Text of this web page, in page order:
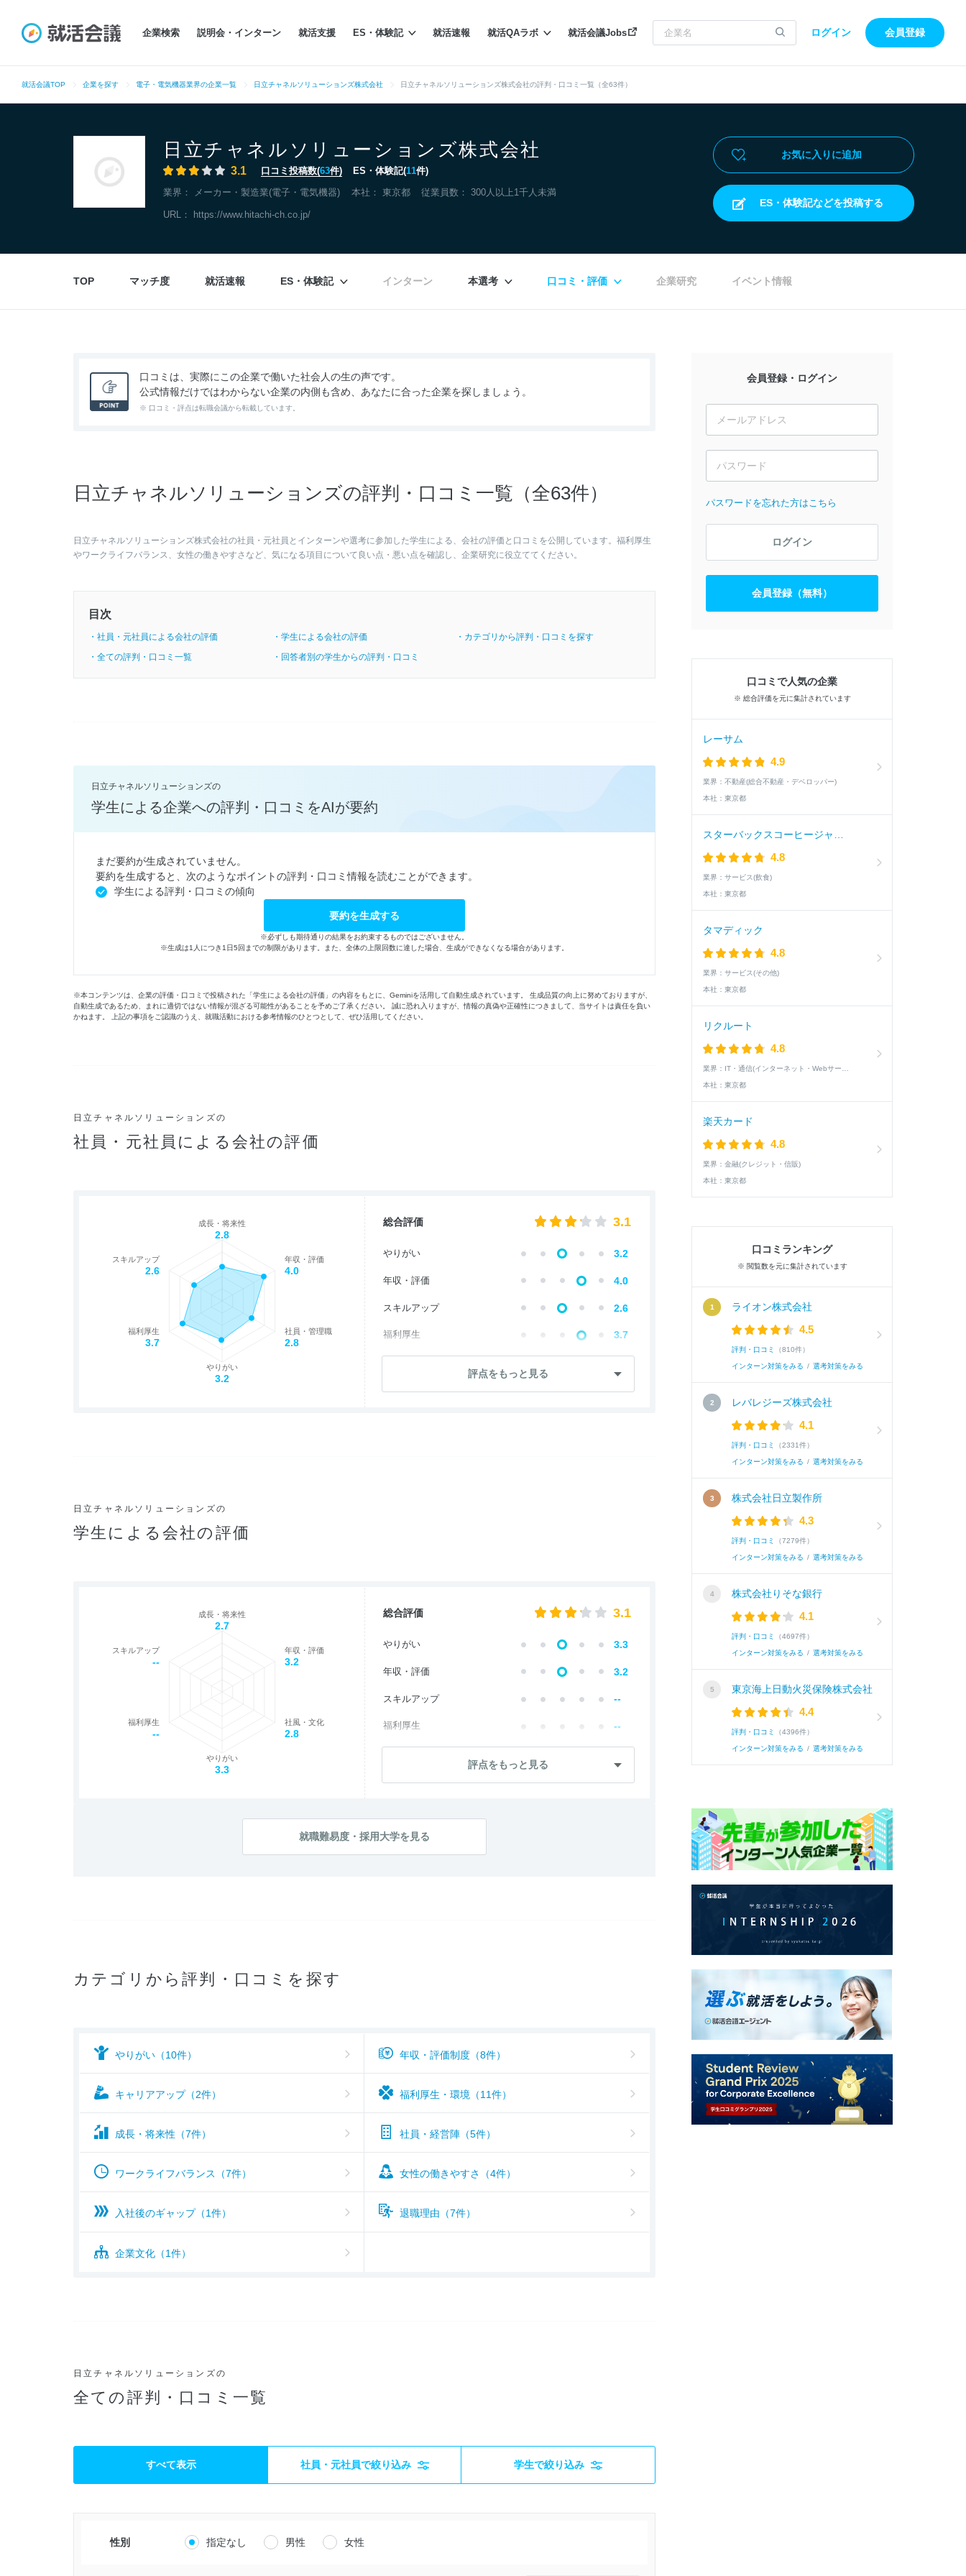
企業検索 説明会・インターン 就活支援 ES・体験記 就活速報 就活QAラボ 就活会議Jobs ログイン 会員登録
就活会議TOP 企業を探す 電子・電気機器業界の企業一覧 日立チャネルソリューションズ株式会社 日立チャネルソリューションズ株式会社の評判・口コミ一覧（全63件）
日立チャネルソリューションズ株式会社
3.1 口コミ投稿数(63件) ES・体験記(11件)
業界： メーカー・製造業(電子・電気機器) 本社： 東京都 従業員数： 300人以上1千人未満
URL： https://www.hitachi-ch.co.jp/
お気に入りに追加
ES・体験記などを投稿する
TOP マッチ度 就活速報 ES・体験記 インターン 本選考 口コミ・評価 企業研究 イベント情報
口コミは、実際にこの企業で働いた社会人の生の声です。
公式情報だけではわからない企業の内側も含め、あなたに合った企業を探しましょう。
※ 口コミ・評点は転職会議から転載しています。
日立チャネルソリューションズの評判・口コミ一覧（全63件）
日立チャネルソリューションズ株式会社の社員・元社員とインターンや選考に参加した学生による、会社の評価と口コミを公開しています。福利厚生
やワークライフバランス、女性の働きやすさなど、気になる項目について良い点・悪い点を確認し、企業研究に役立ててください。
目次
・社員・元社員による会社の評価 ・学生による会社の評価
・カテゴリから評判・口コミを探す
・全ての評判・口コミ一覧
・回答者別の学生からの評判・口コミ
日立チャネルソリューションズの
学生による企業への評判・口コミをAIが要約
まだ要約が生成されていません。
要約を生成すると、次のようなポイントの評判・口コミ情報を読むことができます。
学生による評判・口コミの傾向
要約を生成する
※必ずしも期待通りの結果をお約束するものではございません。
※生成は1人につき1日5回までの制限があります。また、全体の上限回数に達した場合、生成ができなくなる場合があります。
※本コンテンツは、企業の評価・口コミで投稿された「学生による会社の評価」の内容をもとに、Geminiを活用して自動生成されています。 生成品質の向上に努めておりますが、
自動生成であるため、まれに適切ではない情報が混ざる可能性があることを予めご了承ください。 誠に恐れ入りますが、情報の真偽や正確性につきまして、当サイトは責任を負い
かねます。 上記の事項をご認識のうえ、就職活動における参考情報のひとつとして、ぜひ活用してください。
日立チャネルソリューションズの
社員・元社員による会社の評価
評点をもっと見る
成長・将来性
2.8
年収・評価
4.0
社員・管理職
2.8
やりがい
3.2
福利厚生
3.7
スキルアップ
2.6
総合評価 3.1
やりがい 3.2
年収・評価 4.0
スキルアップ 2.6
福利厚生 3.7
社員・管理職 2.8
日立チャネルソリューションズの
学生による会社の評価
評点をもっと見る
成長・将来性
2.7
年収・評価
3.2
社風・文化
2.8
やりがい
3.3
福利厚生
--
スキルアップ
--
総合評価 3.1
やりがい 3.3
年収・評価 3.2
スキルアップ --
福利厚生 --
社員・管理職 --
社風・文化
就職難易度・採用大学を見る
カテゴリから評判・口コミを探す
やりがい（10件） 年収・評価制度（8件）
キャリアアップ（2件） 福利厚生・環境（11件）
成長・将来性（7件） 社員・経営陣（5件）
ワークライフバランス（7件） 女性の働きやすさ（4件）
入社後のギャップ（1件） 退職理由（7件）
企業文化（1件）
日立チャネルソリューションズの
全ての評判・口コミ一覧
すべて表示 社員・元社員で絞り込み 学生で絞り込み
性別 指定なし 男性 女性
会員登録・ログイン
パスワードを忘れた方はこちら
ログイン
会員登録（無料）
口コミで人気の企業
※ 総合評価を元に集計されています
レーサム
4.9
業界： 不動産(総合不動産・デベロッパー)
本社： 東京都
4.8
業界： サービス(飲食)
本社： 東京都
タマディック
4.8
業界： サービス(その他)
本社： 東京都
リクルート
4.8
業界：
本社： 東京都
楽天カード
4.8
業界： 金融(クレジット・信販)
本社： 東京都
口コミランキング
※ 閲覧数を元に集計されています
ライオン株式会社
4.5
評判・口コミ （810件）
インターン対策をみる / 選考対策をみる
レバレジーズ株式会社
4.1
評判・口コミ （2331件）
インターン対策をみる / 選考対策をみる
株式会社日立製作所
4.3
評判・口コミ （7279件）
インターン対策をみる / 選考対策をみる
株式会社りそな銀行
4.1
評判・口コミ （4697件）
インターン対策をみる / 選考対策をみる
東京海上日動火災保険株式会社
4.4
評判・口コミ （4396件）
インターン対策をみる / 選考対策をみる